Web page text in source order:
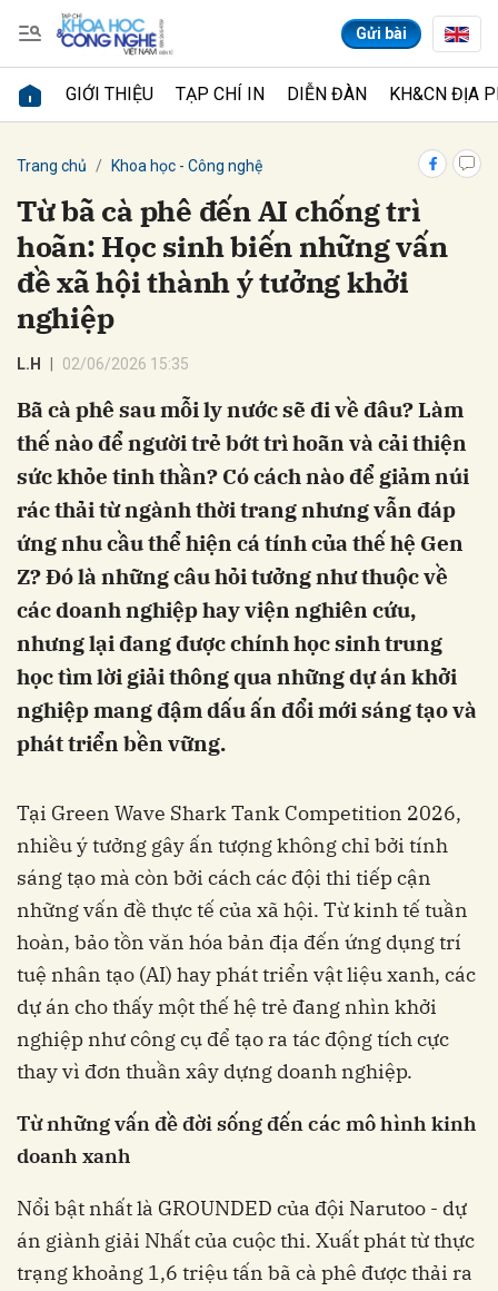
Gửi bài
GIỚI THIỆU TẠP CHÍ IN DIỄN ĐÀN KH&CN ĐỊA
Trang chủ Khoa học - Công nghệ
Từ bã cà phê đến AI chống trì
hoãn: Học sinh biến những vấn
đề xã hội thành ý tưởng khởi
nghiệp
L.H 02/06/2026 15:35
Bã cà phê sau mỗi ly nước sẽ đi về đâu? Làm
thế nào để người trẻ bớt trì hoãn và cải thiện
sức khỏe tinh thần? Có cách nào để giảm núi
rác thải từ ngành thời trang nhưng vẫn đáp
ứng nhu cầu thể hiện cá tính của thế hệ Gen
Z? Đó là những câu hỏi tưởng như thuộc về
các doanh nghiệp hay viện nghiên cứu,
nhưng lại đang được chính học sinh trung
học tìm lời giải thông qua những dự án khởi
nghiệp mang đậm dấu ấn đổi mới sáng tạo và
phát triển bền vững.
Tại Green Wave Shark Tank Competition 2026,
nhiều ý tưởng gây ấn tượng không chỉ bởi tính
sáng tạo mà còn bởi cách các đội thi tiếp cận
những vấn đề thực tế của xã hội. Từ kinh tế tuần
hoàn, bảo tồn văn hóa bản địa đến ứng dụng trí
tuệ nhân tạo (AI) hay phát triển vật liệu xanh, các
dự án cho thấy một thế hệ trẻ đang nhìn khởi
nghiệp như công cụ để tạo ra tác động tích cực
thay vì đơn thuần xây dựng doanh nghiệp.
Từnhữngvấnđềđờisốngđếncác môhình kinh
doanh xanh
Nổi bật nhất là GROUNDED của đội Narutoo - dự
án giành giải Nhất của cuộc thi. Xuất phát từ thực
trạng khoảng 1,6 triệu tấn bã cà phê được thải ra
Gửi bình luận